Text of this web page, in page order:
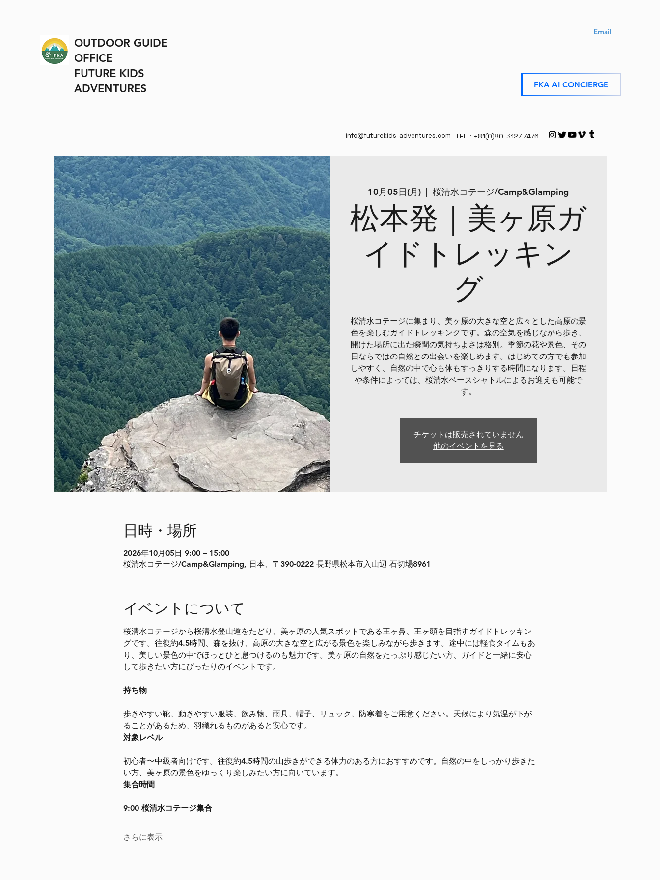
OUTDOOR GUIDE
OFFICE
FUTURE KIDS
ADVENTURES
Email
FKA AI CONCIERGE
info@futurekids-adventures.com TEL：+81(0)80-3127-7476
10月05日(月)
  |
桜清水コテージ/Camp&Glamping
松本発｜美ヶ原ガ
イドトレッキン
グ
桜清水コテージに集まり、美ヶ原の大きな空と広々とした高原の景
色を楽しむガイドトレッキングです。森の空気を感じながら歩き、
開けた場所に出た瞬間の気持ちよさは格別。季節の花や景色、その
日ならではの自然との出会いを楽しめます。はじめての方でも参加
しやすく、自然の中で心も体もすっきりする時間になります。日程
や条件によっては、桜清水ベースシャトルによるお迎えも可能で
す。
チケットは販売されていません
他のイベントを見る
日時・場所
2026年10月05日 9:00 – 15:00
桜清水コテージ/Camp&Glamping, 日本、〒390-0222 長野県松本市入山辺 石切場8961
イベントについて
桜清水コテージから桜清水登山道をたどり、美ヶ原の人気スポットである王ヶ鼻、王ヶ頭を目指すガイドトレッキン
グです。往復約4.5時間、森を抜け、高原の大きな空と広がる景色を楽しみながら歩きます。途中には軽食タイムもあ
り、美しい景色の中でほっとひと息つけるのも魅力です。美ヶ原の自然をたっぷり感じたい方、ガイドと一緒に安心
して歩きたい方にぴったりのイベントです。
持ち物
歩きやすい靴、動きやすい服装、飲み物、雨具、帽子、リュック、防寒着をご用意ください。天候により気温が下が
ることがあるため、羽織れるものがあると安心です。
対象レベル
初心者〜中級者向けです。往復約4.5時間の山歩きができる体力のある方におすすめです。自然の中をしっかり歩きた
い方、美ヶ原の景色をゆっくり楽しみたい方に向いています。
集合時間
9:00 桜清水コテージ集合
さらに表示